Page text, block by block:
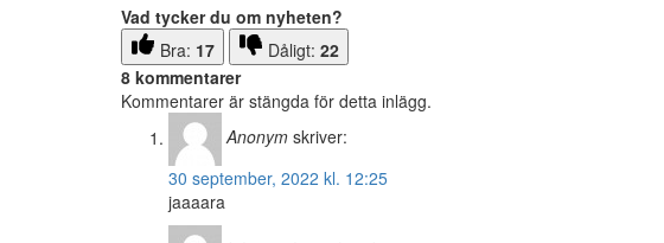
Vad tycker du om nyheten?
Bra: 17 Dåligt: 22
8 kommentarer
Kommentarer är stängda för detta inlägg.
Anonym skriver:
30 september, 2022 kl. 12:25
jaaaara